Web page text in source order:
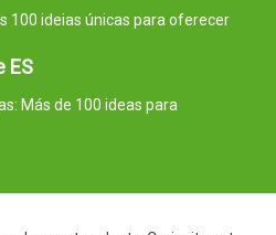
100 ideias únicas para oferecer
ES
Más de 100 ideas para